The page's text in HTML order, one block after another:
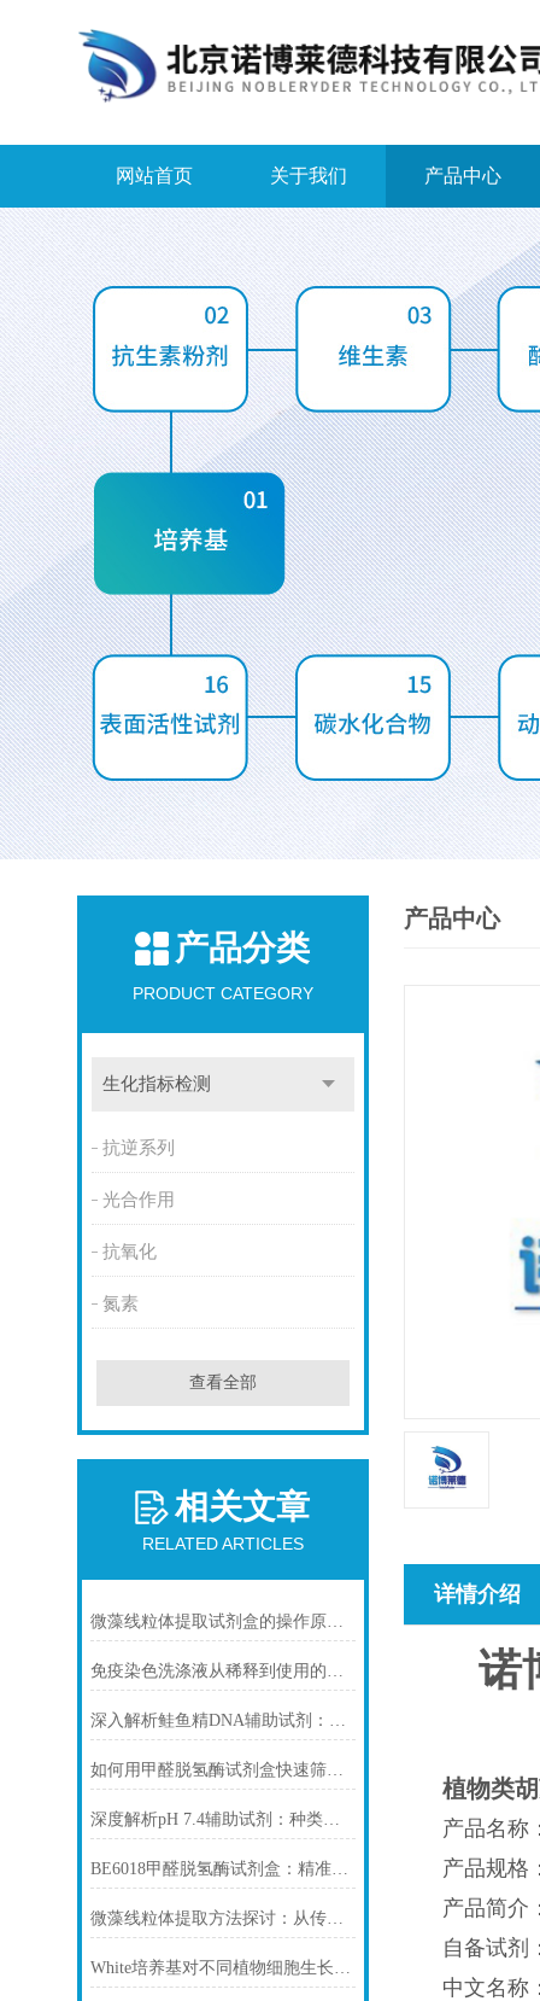
网站首页 关于我们 产品中心
产品分类
PRODUCT CATEGORY
生化指标检测
抗逆系列
光合作用
抗氧化
氮素
查看全部
相关文章
RELATED ARTICLES
微藻线粒体提取试剂盒的操作原理与实验优化指南
免疫染色洗涤液从稀释到使用的完整流程
深入解析鲑鱼精DNA辅助试剂：原理、特性与规范操作
如何用甲醛脱氢酶试剂盒快速筛查食品中甲醛残留？
深度解析pH 7.4辅助试剂：种类、选择
BE6018甲醛脱氢酶试剂盒：精准检测赋能多领域，标准化流程破解行业痛点
微藻线粒体提取方法探讨：从传统技术到试剂盒方案
White培养基对不同植物细胞生长的影响
产品中心
详情介绍
诺
植物类
产品名称
产品规格
产品简介
自备试剂
中文名称